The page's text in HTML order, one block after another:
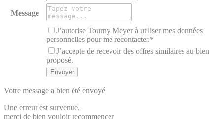
Message
J’autorise Tourny Meyer à utiliser mes données
personnelles pour me recontacter.*
J’accepte de recevoir des offres similaires au bien
proposé.
Votre message a bien été envoyé
Une erreur est survenue,
merci de bien vouloir recommencer